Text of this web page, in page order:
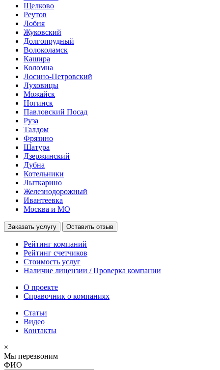
Щелково
Реутов
Лобня
Жуковский
Долгопрудный
Волоколамск
Кашира
Коломна
Лосино-Петровский
Луховицы
Можайск
Ногинск
Павловский Посад
Руза
Талдом
Фрязино
Шатура
Дзержинский
Дубна
Котельники
Лыткарино
Железнодорожный
Ивантеевка
Москва и МО
Заказать услугу Оставить отзыв
Рейтинг компаний
Рейтинг счетчиков
Стоимость услуг
Наличие лицензии / Проверка компании
О проекте
Справочник о компаниях
Статьи
Видео
Контакты
×
Мы перезвоним
ФИО